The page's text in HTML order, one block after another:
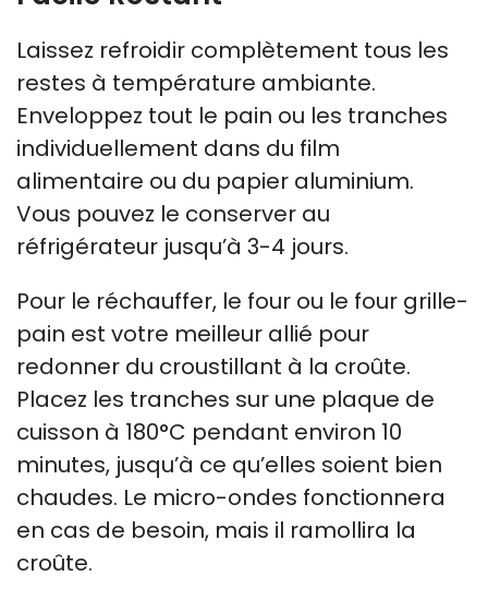
Laissez refroidir complètement tous les
restes à température ambiante.
Enveloppez tout le pain ou les tranches
individuellement dans du film
alimentaire ou du papier aluminium.
Vous pouvez le conserver au
réfrigérateur jusqu’à 3-4 jours.
Pour le réchauffer, le four ou le four grille-
pain est votre meilleur allié pour
redonner du croustillant à la croûte.
Placez les tranches sur une plaque de
cuisson à 180°C pendant environ 10
minutes, jusqu’à ce qu’elles soient bien
chaudes. Le micro-ondes fonctionnera
en cas de besoin, mais il ramollira la
croûte.